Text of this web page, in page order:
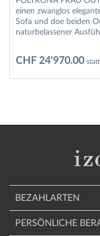
einen zwanglos
Sofa und doe beiden
naturbelassener
CHF 24'970.00
BEZAHLARTEN
PERSÖNLICHE